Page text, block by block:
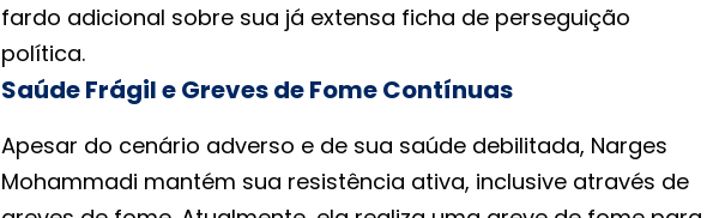
fardo adicional sobre sua já extensa ficha de perseguição
política.
Saúde Frágil e Greves de Fome Contínuas
Apesar do cenário adverso e de sua saúde debilitada, Narges
Mohammadi mantém sua resistência ativa, inclusive através de